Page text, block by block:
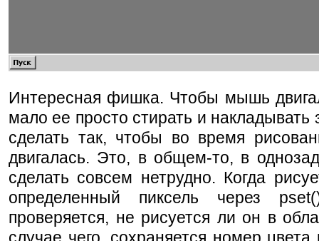
Интересная фишка. Чтобы мышь
мало ее просто стирать и накладывать
сделать так, чтобы во время
двигалась. Это, в общем-то, в
сделать совсем нетрудно. Когда
определенный пиксель через
проверяется, не рисуется ли он в